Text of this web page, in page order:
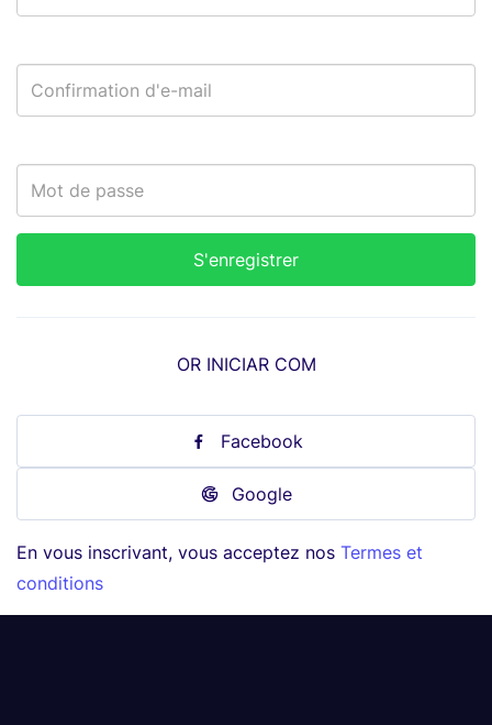
OR INICIAR COM
Facebook
Google
En vous inscrivant, vous acceptez nos Termes et
conditions